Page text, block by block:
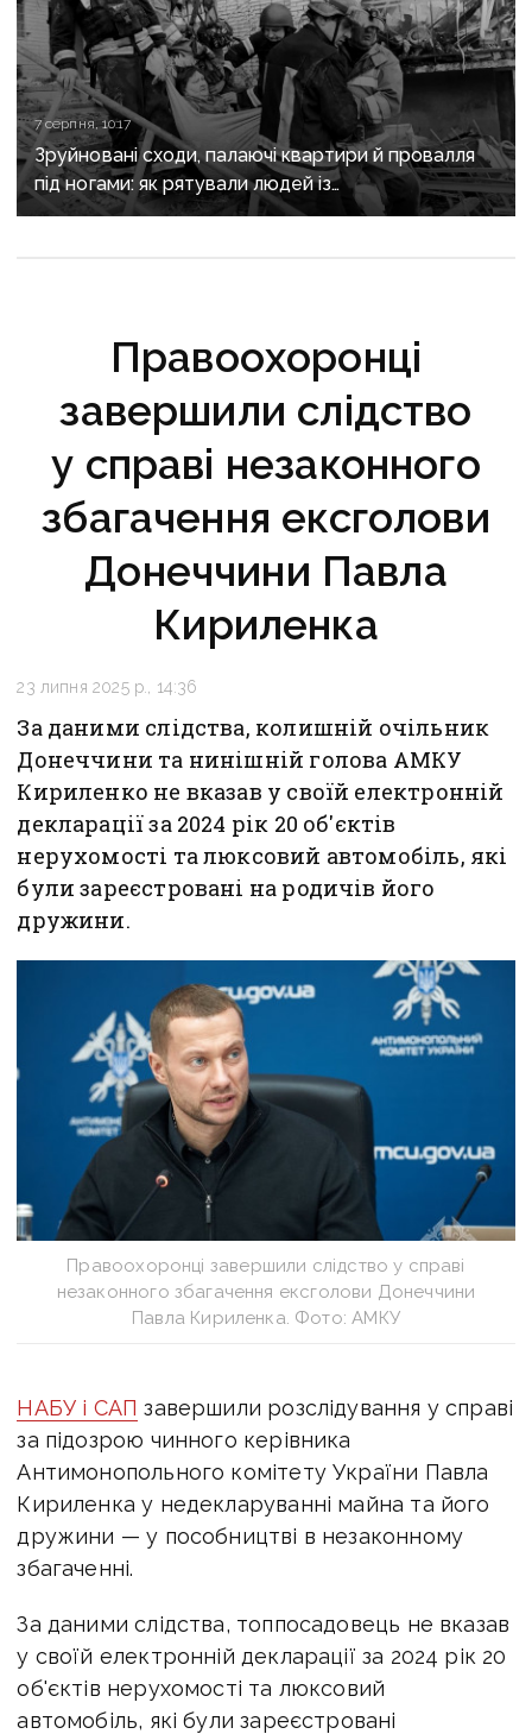
7 серпня, 10:17
Зруйновані сходи, палаючі квартири й провалля
під ногами: як рятували людей із
багатоповерхівки в Краматорську
Правоохоронці
завершили слідство
у справі незаконного
збагачення ексголови
Донеччини Павла
Кириленка
23 липня 2025 р., 14:36
За даними слідства, колишній очільник
Донеччини та нинішній голова АМКУ
Кириленко не вказав у своїй електронній
декларації за 2024 рік 20 об'єктів
нерухомості та люксовий автомобіль, які
були зареєстровані на родичів його
дружини.
Правоохоронці завершили слідство у справі
незаконного збагачення ексголови Донеччини
Павла Кириленка. Фото: АМКУ
НАБУ і САП завершили розслідування у справі
за підозрою чинного керівника
Антимонопольного комітету України Павла
Кириленка у недекларуванні майна та його
дружини — у пособництві в незаконному
збагаченні.
За даними слідства, топпосадовець не вказав
у своїй електронній декларації за 2024 рік 20
об'єктів нерухомості та люксовий
автомобіль, які були зареєстровані